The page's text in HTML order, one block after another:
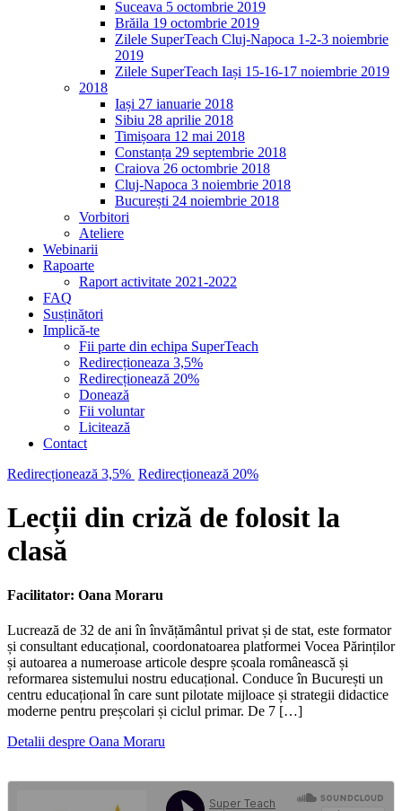
Suceava 5 octombrie 2019
Brăila 19 octombrie 2019
Zilele SuperTeach Cluj-Napoca 1-2-3 noiembrie
2019
Zilele SuperTeach Iași 15-16-17 noiembrie 2019
2018
Iași 27 ianuarie 2018
Sibiu 28 aprilie 2018
Timișoara 12 mai 2018
Constanța 29 septembrie 2018
Craiova 26 octombrie 2018
Cluj-Napoca 3 noiembrie 2018
București 24 noiembrie 2018
Vorbitori
Ateliere
Webinarii
Rapoarte
Raport activitate 2021-2022
FAQ
Susținători
Implică-te
Fii parte din echipa SuperTeach
Redirecționeaza 3,5%
Redirecționează 20%
Donează
Fii voluntar
Licitează
Contact
Redirecționează 3,5% Redirecționează 20%
Lecții din criză de folosit la
clasă
Facilitator: Oana Moraru
Lucrează de 32 de ani în învățământul privat și de stat, este formator
și consultant educațional, coordonatoarea platformei Vocea Părinților
și autoarea a numeroase articole despre școala românească și
reformarea sistemului nostru educațional. Conduce în București un
centru educațional în care sunt pilotate mijloace și strategii didactice
moderne pentru preșcolari și ciclul primar. De 7 […]
Detalii despre Oana Moraru